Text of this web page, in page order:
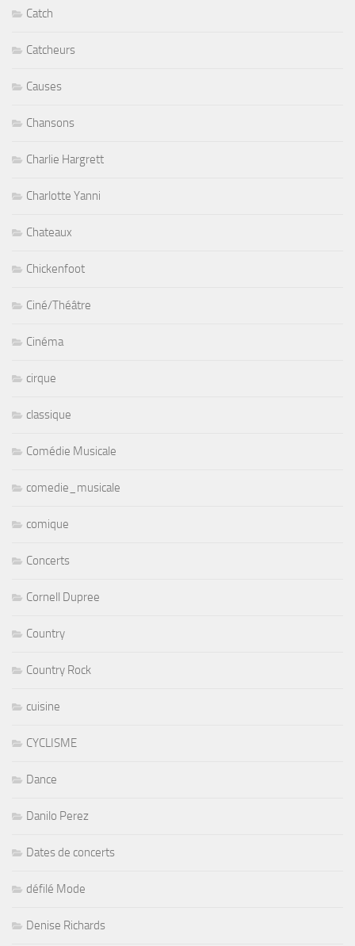
Catch
Catcheurs
Causes
Chansons
Charlie Hargrett
Charlotte Yanni
Chateaux
Chickenfoot
Ciné/Théâtre
Cinéma
cirque
classique
Comédie Musicale
comedie_musicale
comique
Concerts
Cornell Dupree
Country
Country Rock
cuisine
CYCLISME
Dance
Danilo Perez
Dates de concerts
défilé Mode
Denise Richards